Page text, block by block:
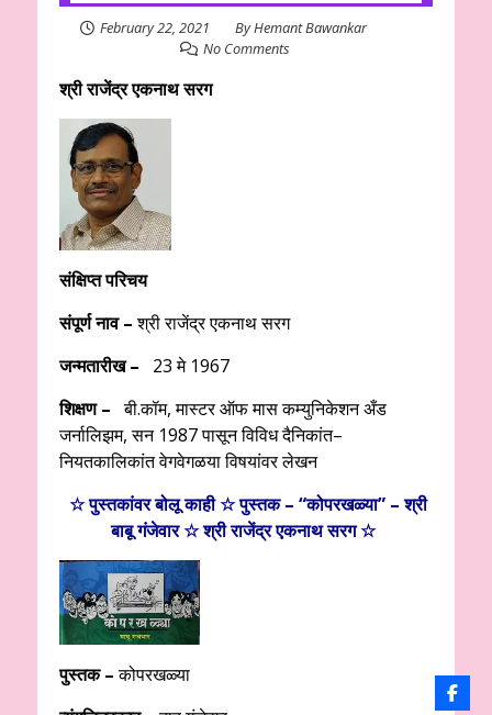
February 22, 2021 ByHemant Bawankar
No Comments
श्री राजेंद्र एकनाथ सरग
संक्षिप्त परिचय
संपूर्ण नाव –श्री राजेंद्र एकनाथ सरग
जन्‍मतारीख – 23 मे 1967
शिक्षण – बी.कॉम, मास्‍टर ऑफ मास कम्‍युनिकेशन अँड
जर्नालिझम, सन 1987 पासून विविध दैनिकांत–
नियतकालिकांत वेगवेगळया विषयांवर लेखन
☆ पुस्तकांवर बोलू काही ☆ पुस्तक – “कोपरखळ्या” – श्री
बाबू गंजेवार ☆ श्री राजेंद्र एकनाथ सरग ☆
पुस्तक –कोपरखळ्या